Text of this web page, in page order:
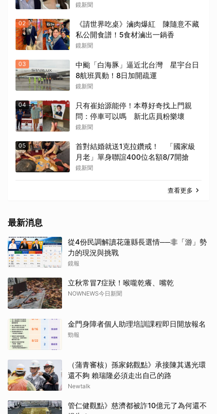
鏡新聞
02
《請世界吃桌》滷肉爆紅 陳隨意不藏
私公開食譜！5食材滷出一鍋香
鏡新聞
03
中颱「白海豚」逼近北台灣 星宇台日
8航班異動！8日加開疏運
鏡新聞
04
只有崔始源能停！本尊好奇找上門親
問：停車可以嗎 新北店員粉樂壞
鏡新聞
05
首對結婚就送1克拉鑽戒！ 「國家級
月老」單身聯誼400位名額8/7開搶
鏡新聞
查看更多
最新消息
從4份民調解讀花蓮縣長選情──非「游」勢
力的現況與挑戰
鏡報
立秋常冒7症狀！喉嚨乾癢、嘴乾
NOWNEWS今日新聞
金門身障者個人助理培訓課程即日開放報名
勁報
（蒲青審核）孫家銘觀點》承接陳其邁光環
還不夠 賴瑞隆必須走出自己的路
Newtalk
管仁健觀點》慈濟都被詐10億元了為何還不